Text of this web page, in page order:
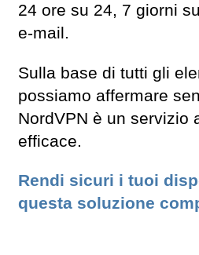
24 ore su 24, 7 giorni
e-mail.
Sulla base di tutti gli
possiamo affermare
NordVPN è un servizio
efficace.
Rendi sicuri i tuoi
questa soluzione